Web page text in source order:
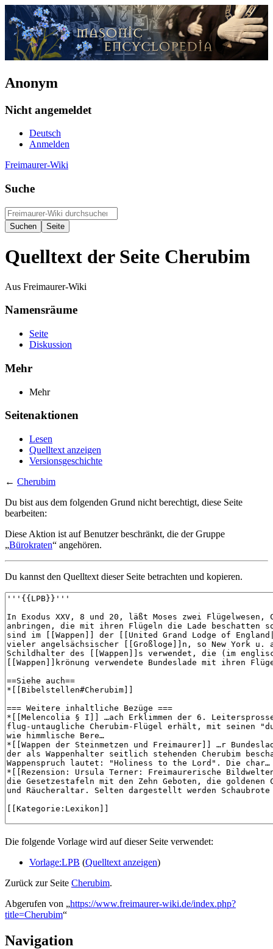
Anonym
Nicht angemeldet
Deutsch
Anmelden
Freimaurer-Wiki
Suche
Quelltext der Seite Cherubim
Aus Freimaurer-Wiki
Namensräume
Seite
Diskussion
Mehr
Mehr
Seitenaktionen
Lesen
Quelltext anzeigen
Versionsgeschichte
← Cherubim
Du bist aus dem folgenden Grund nicht berechtigt, diese Seite
bearbeiten:
Diese Aktion ist auf Benutzer beschränkt, die der Gruppe
„Bürokraten“ angehören.
Du kannst den Quelltext dieser Seite betrachten und kopieren.
Die folgende Vorlage wird auf dieser Seite verwendet:
Vorlage:LPB (Quelltext anzeigen)
Zurück zur Seite Cherubim.
Abgerufen von „https://www.freimaurer-wiki.de/index.php?
title=Cherubim“
Navigation